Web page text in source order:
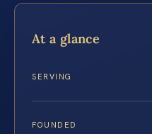
At a glance
SERVING
FOUNDED